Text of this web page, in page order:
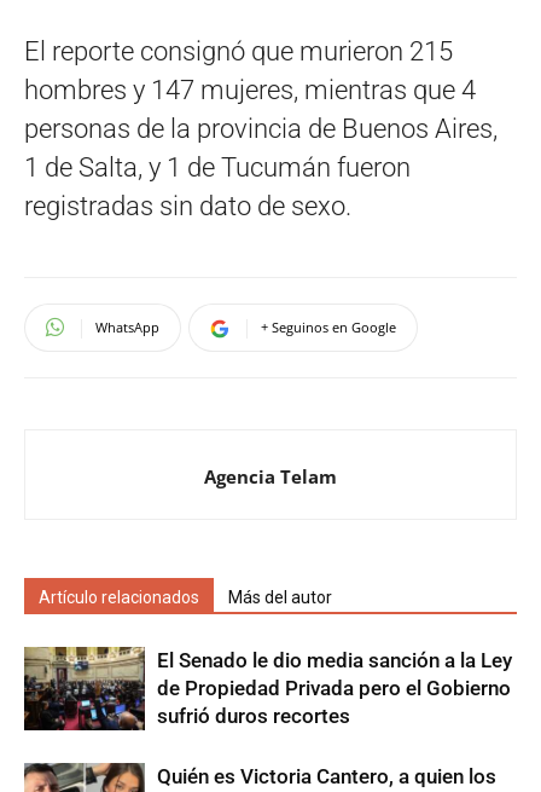
El reporte consignó que murieron 215
hombres y 147 mujeres, mientras que 4
personas de la provincia de Buenos Aires,
1 de Salta, y 1 de Tucumán fueron
registradas sin dato de sexo.
WhatsApp + Seguinos en Google
Agencia Telam
Artículo relacionados Más del autor
El Senado le dio media sanción a la Ley
de Propiedad Privada pero el Gobierno
sufrió duros recortes
Quién es Victoria Cantero, a quien los